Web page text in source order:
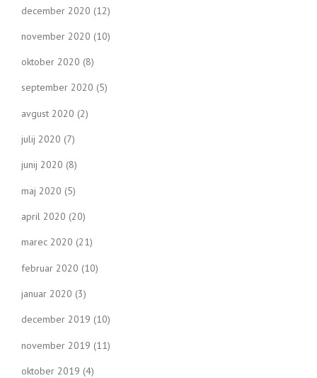
december 2020 (12)
november 2020 (10)
oktober 2020 (8)
september 2020 (5)
avgust 2020 (2)
julij 2020 (7)
junij 2020 (8)
maj 2020 (5)
april 2020 (20)
marec 2020 (21)
februar 2020 (10)
januar 2020 (3)
december 2019 (10)
november 2019 (11)
oktober 2019 (4)